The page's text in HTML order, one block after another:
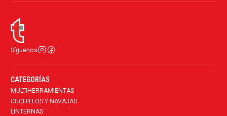
Síguenos
CATEGORÍAS
MULTIHERRAMIENTAS
CUCHILLOS Y NAVAJAS
LINTERNAS